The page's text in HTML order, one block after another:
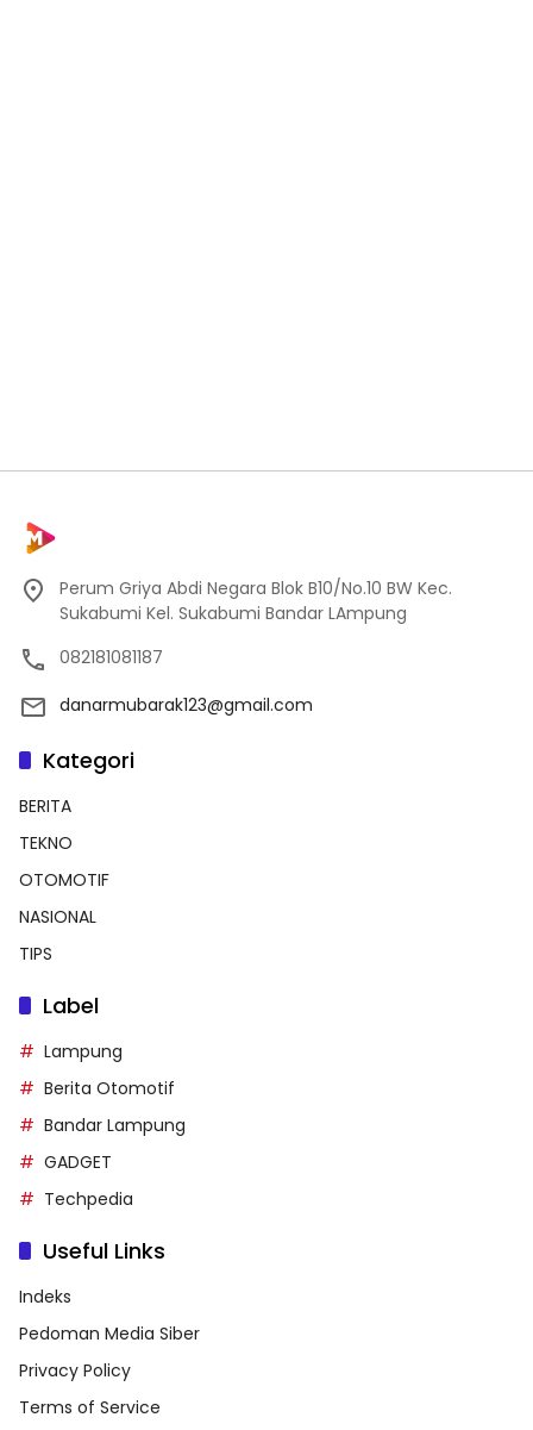
Perum Griya Abdi Negara Blok B10/No.10 BW Kec.
Sukabumi Kel. Sukabumi Bandar LAmpung
082181081187
danarmubarak123@gmail.com
Kategori
BERITA
TEKNO
OTOMOTIF
NASIONAL
TIPS
Label
Lampung
Berita Otomotif
Bandar Lampung
GADGET
Techpedia
Useful Links
Indeks
Pedoman Media Siber
Privacy Policy
Terms of Service